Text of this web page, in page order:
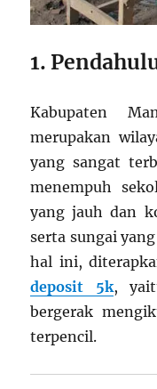
1.
Kabupaten
merupakan
yang sangat
menempuh
yang jauh dan
serta sungai
hal ini,
deposit 5k,
bergerak
terpencil.